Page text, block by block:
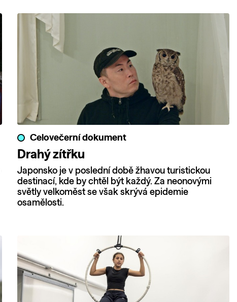
Celovečerní dokument
Drahý zítřku
Japonsko je v poslední době žhavou turistickou
destinací, kde by chtěl být každý. Za neonovými
světly velkoměst se však skrývá epidemie
osamělosti.